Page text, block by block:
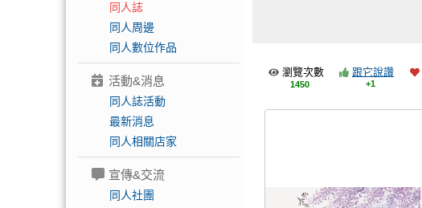
同人誌
同人周邊
同人數位作品
活動&消息
同人誌活動
最新消息
同人相關店家
宣傳&交流
同人社團
瀏覽次數
1450
跟它說讚
+1